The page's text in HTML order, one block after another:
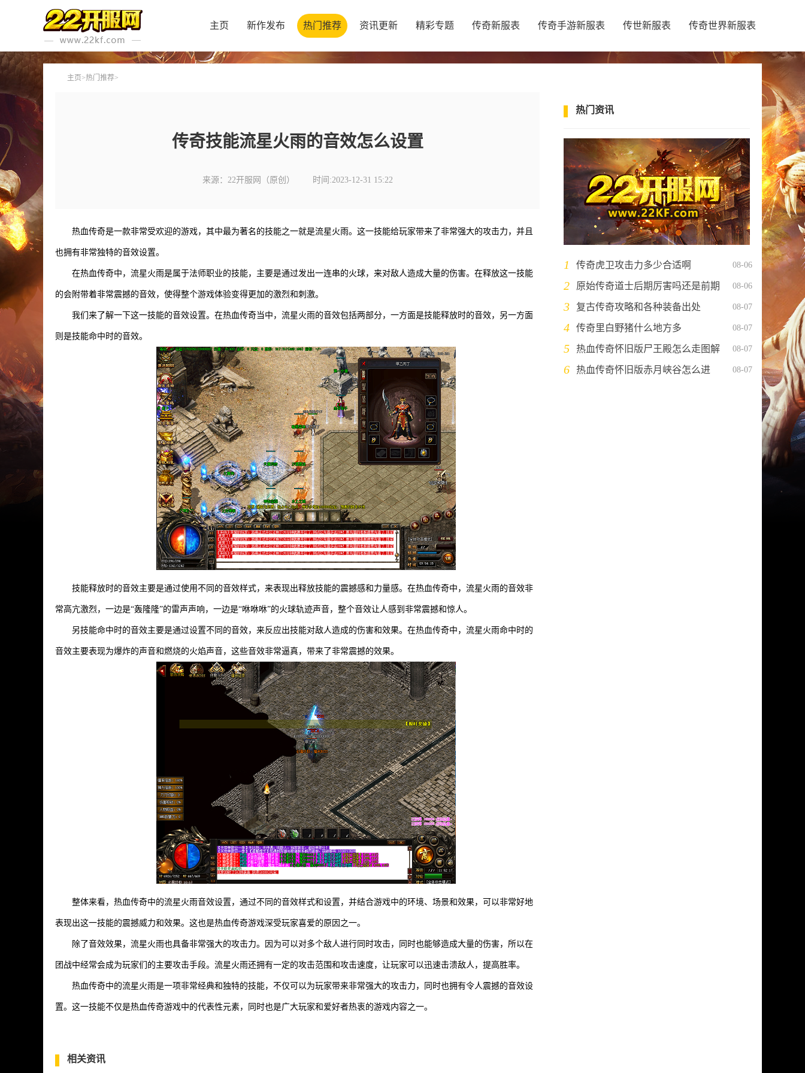
主页 新作发布 热门推荐 资讯更新 精彩专题 传奇新服表 传奇手游新服表 传世新服表 传奇世界新服表
主页 >热门推荐>
传奇技能流星火雨的音效怎么设置
来源：22开服网（原创） 时间:2023-12-31 15:22
热血传奇是一款非常受欢迎的游戏，其中最为著名的技能之一就是流星火雨。这一技能给玩家带来了非常强大的攻击力，并且
也拥有非常独特的音效设置。
在热血传奇中，流星火雨是属于法师职业的技能，主要是通过发出一连串的火球，来对敌人造成大量的伤害。在释放这一技能
的会附带着非常震撼的音效，使得整个游戏体验变得更加的激烈和刺激。
我们来了解一下这一技能的音效设置。在热血传奇当中，流星火雨的音效包括两部分，一方面是技能释放时的音效，另一方面
则是技能命中时的音效。
技能释放时的音效主要是通过使用不同的音效样式，来表现出释放技能的震撼感和力量感。在热血传奇中，流星火雨的音效非
常高亢激烈，一边是“轰隆隆”的雷声声响，一边是“咻咻咻”的火球轨迹声音，整个音效让人感到非常震撼和惊人。
另技能命中时的音效主要是通过设置不同的音效，来反应出技能对敌人造成的伤害和效果。在热血传奇中，流星火雨命中时的
音效主要表现为爆炸的声音和燃烧的火焰声音，这些音效非常逼真，带来了非常震撼的效果。
整体来看，热血传奇中的流星火雨音效设置，通过不同的音效样式和设置，并结合游戏中的环境、场景和效果，可以非常好地
表现出这一技能的震撼威力和效果。这也是热血传奇游戏深受玩家喜爱的原因之一。
除了音效效果，流星火雨也具备非常强大的攻击力。因为可以对多个敌人进行同时攻击，同时也能够造成大量的伤害，所以在
团战中经常会成为玩家们的主要攻击手段。流星火雨还拥有一定的攻击范围和攻击速度，让玩家可以迅速击溃敌人，提高胜率。
热血传奇中的流星火雨是一项非常经典和独特的技能，不仅可以为玩家带来非常强大的攻击力，同时也拥有令人震撼的音效设
置。这一技能不仅是热血传奇游戏中的代表性元素，同时也是广大玩家和爱好者热衷的游戏内容之一。
相关资讯
热门资讯
1 传奇虎卫攻击力多少合适啊 08-06
2 原始传奇道士后期厉害吗还是前期 08-06
3 复古传奇攻略和各种装备出处 08-07
4 传奇里白野猪什么地方多 08-07
5 热血传奇怀旧版尸王殿怎么走图解 08-07
6 热血传奇怀旧版赤月峡谷怎么进 08-07